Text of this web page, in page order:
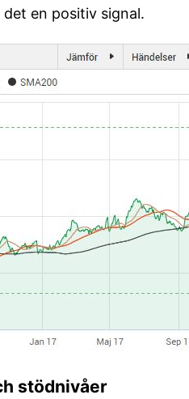
en positiv signal.
stödnivåer